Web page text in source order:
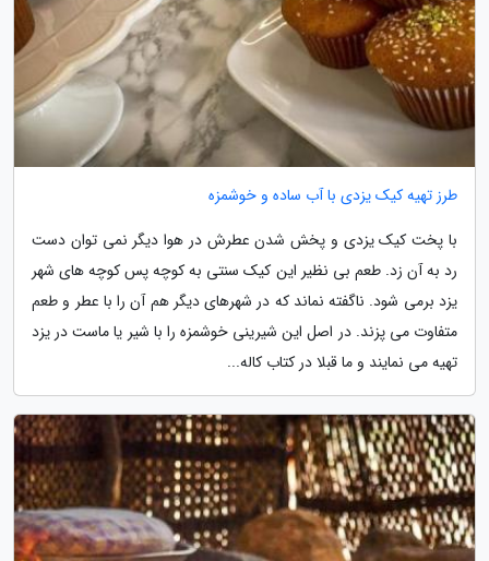
طرز تهیه کیک یزدی با آب ساده و خوشمزه
با پخت کیک یزدی و پخش شدن عطرش در هوا دیگر نمی توان دست
رد به آن زد. طعم بی نظیر این کیک سنتی به کوچه پس کوچه های شهر
یزد برمی شود. ناگفته نماند که در شهرهای دیگر هم آن را با عطر و طعم
متفاوت می پزند. در اصل این شیرینی خوشمزه را با شیر یا ماست در یزد
تهیه می نمایند و ما قبلا در کتاب کاله...